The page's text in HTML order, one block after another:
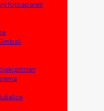
fotoaparati
printeri